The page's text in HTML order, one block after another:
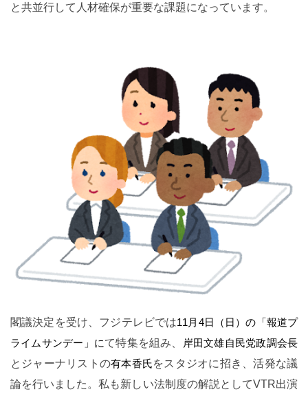
と共並行して人材確保が重要な課題になっています。
閣議決定を受け、フジテレビでは11月4日（日）の「報道プ
ライムサンデー」にて特集を組み、
岸田文雄自民党政調会長
とジャーナリストの有本香氏をスタジオに招き、活発な議
論を行いました。私も新しい法制度の解説としてVTR出演